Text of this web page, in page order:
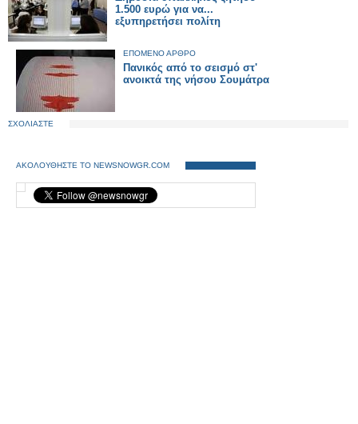
1.500 ευρώ για να...
εξυπηρετήσει πολίτη
ΕΠΟΜΕΝΟ ΑΡΘΡΟ
Πανικός από το σεισμό στ'
ανοικτά της νήσου Σουμάτρα
ΣΧΟΛΙΑΣΤΕ
ΑΚΟΛΟΥΘΗΣΤΕ ΤΟ NEWSNOWGR.COM